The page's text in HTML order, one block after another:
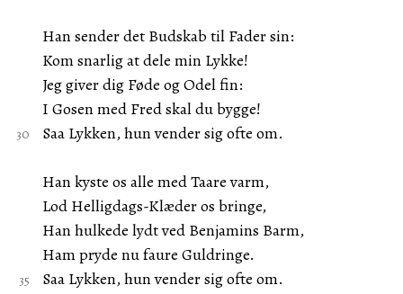
Han sender det Budskab til Fader sin:
Kom snarlig at dele min Lykke!
Jeg giver dig Føde og Odel fin:
I Gosen med Fred skal du bygge!
Saa Lykken, hun vender sig ofte om.
Han kyste os alle med Taare varm,
Lod Helligdags-Klæder os bringe,
Han hulkede lydt ved Benjamins Barm,
Ham pryde nu faure Guldringe.
Saa Lykken, hun vender sig ofte om.